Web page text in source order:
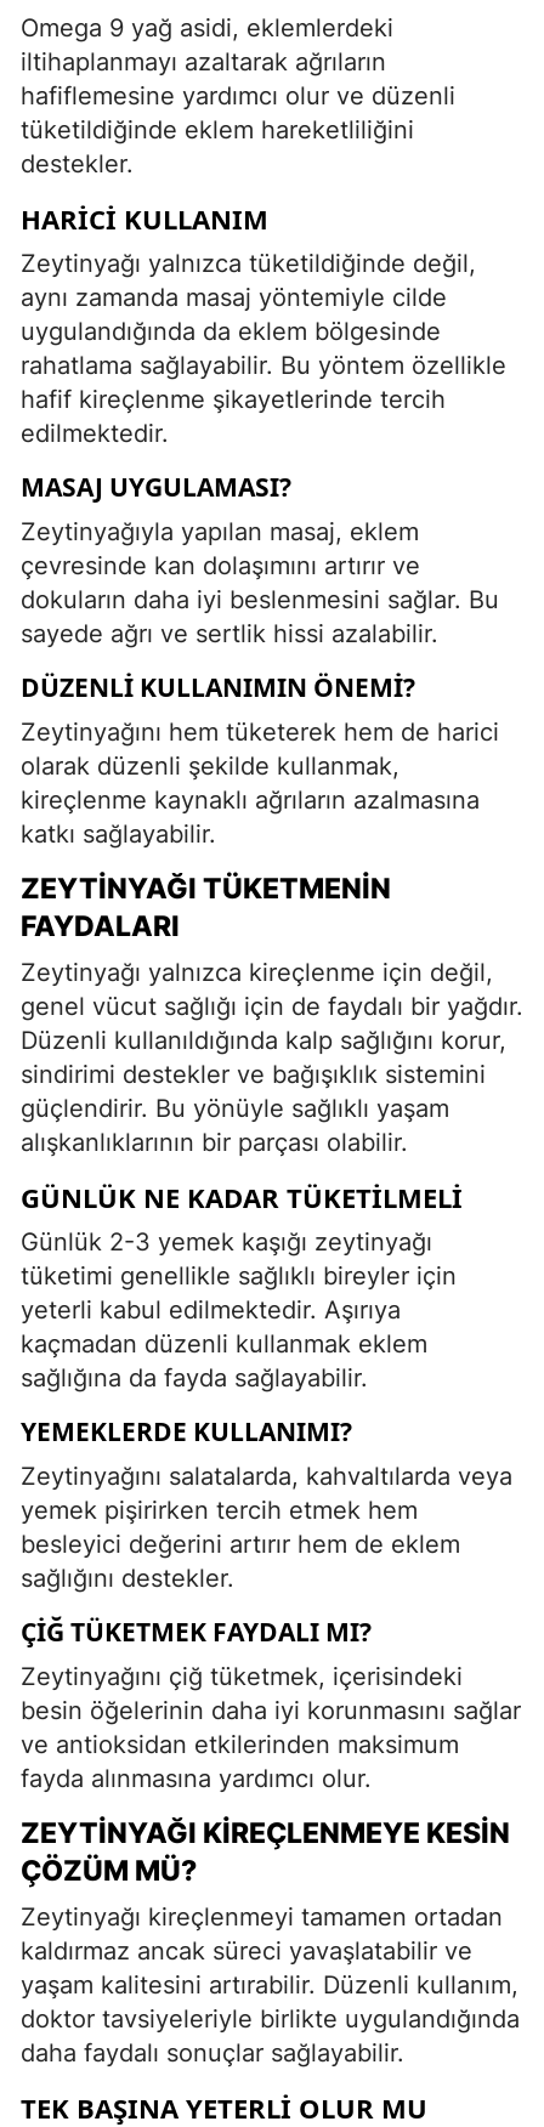
Omega 9 yağ asidi, eklemlerdeki
iltihaplanmayı azaltarak ağrıların
hafiflemesine yardımcı olur ve düzenli
tüketildiğinde eklem hareketliliğini
destekler.
HARICI KULLANIM
Zeytinyağı yalnızca tüketildiğinde değil,
aynı zamanda masaj yöntemiyle cilde
uygulandığında da eklem bölgesinde
rahatlama sağlayabilir. Bu yöntem özellikle
hafif kireçlenme şikayetlerinde tercih
edilmektedir.
MASAJ UYGULAMASI?
Zeytinyağıyla yapılan masaj, eklem
çevresinde kan dolaşımını artırır ve
dokuların daha iyi beslenmesini sağlar. Bu
sayede ağrı ve sertlik hissi azalabilir.
DÜZENLI KULLANIMIN ÖNEMI?
Zeytinyağını hem tüketerek hem de harici
olarak düzenli şekilde kullanmak,
kireçlenme kaynaklı ağrıların azalmasına
katkı sağlayabilir.
ZEYTINYAĞI TÜKETMENIN
FAYDALARI
Zeytinyağı yalnızca kireçlenme için değil,
genel vücut sağlığı için de faydalı bir yağdır.
Düzenli kullanıldığında kalp sağlığını korur,
sindirimi destekler ve bağışıklık sistemini
güçlendirir. Bu yönüyle sağlıklı yaşam
alışkanlıklarının bir parçası olabilir.
GÜNLÜK NE KADAR TÜKETILMELI
Günlük 2-3 yemek kaşığı zeytinyağı
tüketimi genellikle sağlıklı bireyler için
yeterli kabul edilmektedir. Aşırıya
kaçmadan düzenli kullanmak eklem
sağlığına da fayda sağlayabilir.
YEMEKLERDE KULLANIMI?
Zeytinyağını salatalarda, kahvaltılarda veya
yemek pişirirken tercih etmek hem
besleyici değerini artırır hem de eklem
sağlığını destekler.
ÇIĞ TÜKETMEK FAYDALI MI?
Zeytinyağını çiğ tüketmek, içerisindeki
besin öğelerinin daha iyi korunmasını sağlar
ve antioksidan etkilerinden maksimum
fayda alınmasına yardımcı olur.
ZEYTINYAĞI KIREÇLENMEYE KESIN
ÇÖZÜM MÜ?
Zeytinyağı kireçlenmeyi tamamen ortadan
kaldırmaz ancak süreci yavaşlatabilir ve
yaşam kalitesini artırabilir. Düzenli kullanım,
doktor tavsiyeleriyle birlikte uygulandığında
daha faydalı sonuçlar sağlayabilir.
TEK BAŞINA YETERLI OLUR MU